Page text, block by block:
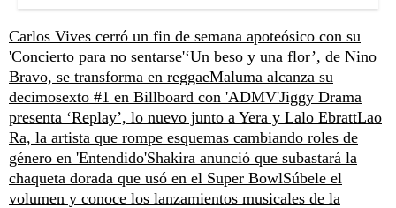
Carlos Vives cerró un fin de semana apoteósico con su
'Concierto para no sentarse'‘Un beso y una flor’, de Nino
Bravo, se transforma en reggaeMaluma alcanza su
decimosexto #1 en Billboard con 'ADMV'Jiggy Drama
presenta ‘Replay’, lo nuevo junto a Yera y Lalo EbrattLao
Ra, la artista que rompe esquemas cambiando roles de
género en 'Entendido'Shakira anunció que subastará la
chaqueta dorada que usó en el Super BowlSúbele el
volumen y conoce los lanzamientos musicales de la